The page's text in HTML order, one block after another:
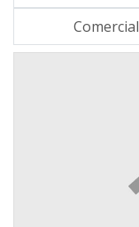
Comercial